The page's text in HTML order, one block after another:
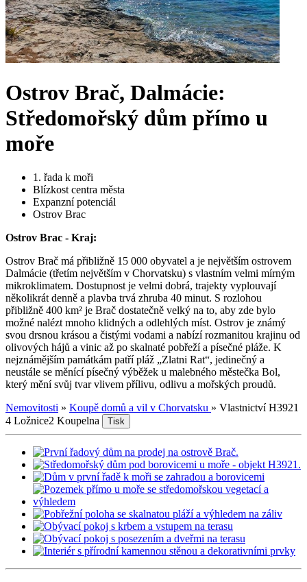
Ostrov Brač, Dalmácie:
Středomořský dům přímo u
moře
1. řada k moři
Blízkost centra města
Expanzní potenciál
Ostrov Brac
Ostrov Brac - Kraj:
Ostrov Brač má přibližně 15 000 obyvatel a je největším ostrovem
Dalmácie (třetím největším v Chorvatsku) s vlastním velmi mírným
mikroklimatem. Dostupnost je velmi dobrá, trajekty vyplouvají
několikrát denně a plavba trvá zhruba 40 minut. S rozlohou
přibližně 400 km² je Brač dostatečně velký na to, aby zde bylo
možné nalézt mnoho klidných a odlehlých míst. Ostrov je známý
svou drsnou krásou a čistými vodami a nabízí rozmanitou krajinu od
olivových hájů a vinic až po skalnaté pobřeží a písečné pláže. K
nejznámějším památkám patří pláž „Zlatni Rat“, jedinečný a
neustále se měnící písečný výběžek u malebného městečka Bol,
který mění svůj tvar vlivem přílivu, odlivu a mořských proudů.
Nemovitosti » Koupě domů a vil v Chorvatsku » Vlastnictví H3921
4 Ložnice2 Koupelna Tisk